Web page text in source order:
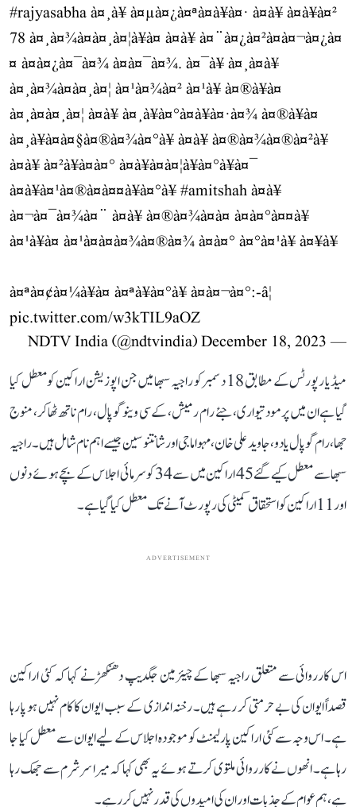
#rajyasabhaà¤¸à¥ à¤µà¤¿à¤ªà¤à¥à¤· à¤à¥ à¤à¥à¤²
78 à¤¸à¤¾à¤à¤¸à¤¦à¥à¤ à¤à¥ à¤¨à¤¿à¤²à¤à¤¬à¤¿à¤
¤ à¤à¤¿à¤¯à¤¾ à¤à¤¯à¤¾. à¤¯à¥ à¤¸à¤­à¥
à¤¸à¤¾à¤à¤¸à¤¦ à¤¹à¤¾à¤² à¤¹à¥ à¤®à¥à¤
à¤¸à¤à¤¸à¤¦ à¤à¥ à¤¸à¥à¤°à¤à¥à¤·à¤¾ à¤®à¥à¤
à¤¸à¥à¤à¤§à¤®à¤¾à¤°à¥ à¤à¥ à¤®à¤¾à¤®à¤²à¥
à¤à¥ à¤²à¥à¤à¤° à¤à¥à¤à¤¦à¥à¤°à¥à¤¯
à¤à¥à¤¹à¤®à¤à¤¤à¥à¤°à¥#amitshahà¤à¥
à¤¬à¤¯à¤¾à¤¨ à¤à¥ à¤®à¤¾à¤à¤ à¤à¤°à¤¤à¥
à¤¹à¥à¤ à¤¹à¤à¤à¤¾à¤®à¤¾ à¤à¤° à¤°à¤¹à¥ à¤¥à¥
à¤ªà¤¢à¤¼à¥à¤ à¤ªà¥à¤°à¥ à¤à¤¬à¤°:-â¦
pic.twitter.com/w3kTIL9aOZ
— NDTV India (@ndtvindia)
December 18, 2023
میڈیا رپورٹس کے مطابق 18 دسمبر کو راجیہ سبھا میں جن اپوزیشن اراکین کو معطل کیا
گیا ہے ان میں پرمود تیواری، جئے رام رمیش، کے سی وینوگوپال، رام ناتھ ٹھاکر، منوج
جھا، رام گوپال یادو، جاوید علی خان، مہوا ماجی اور شانتنو سین جیسے اہم نام شامل ہیں۔ راجیہ
سبھا سے معطل کیے گئے 45 اراکین میں سے 34 کو سرمائی اجلاس کے بچے ہوئے دنوں
اور 11 اراکین کو استحقاق کمیٹی کی رپورٹ آنے تک معطل کیا گیا ہے۔
ADVERTISEMENT
اس کارروائی سے متعلق راجیہ سبھا کے چیئرمین جگدیپ دھنکھڑ نے کہا کہ کئی اراکین
قصداً ایوان کی بے حرمتی کر رہے ہیں۔ رخنہ اندازی کے سبب ایوان کا کام نہیں ہو پا رہا
ہے۔ اس وجہ سے کئی اراکین پارلیمنٹ کو موجودہ اجلاس کے لیے ایوان سے معطل کیا جا
رہا ہے۔ انھوں نے کارروائی ملتوی کرتے ہوئے یہ بھی کہا کہ میرا سر شرم سے جھک رہا
ہے، ہم عوام کے جذبات اور ان کی امیدوں کی قدر نہیں کر رہے۔